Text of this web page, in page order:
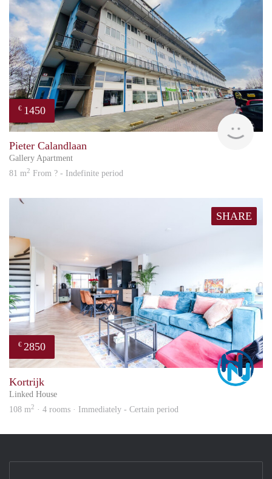
€ 1450
Pieter Calandlaan
Gallery Apartment
81 m2 From ? - Indefinite period
SHARE
€ 2850
Kortrijk
Linked House
108 m2 · 4 rooms · Immediately - Certain period